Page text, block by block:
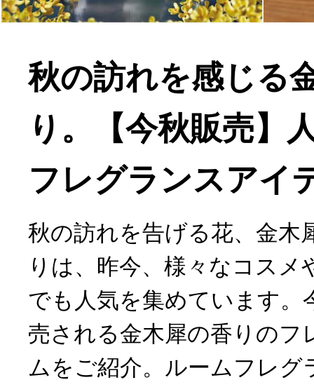
秋の訪れを感じる
り。【今秋販売】
フレグランスアイ
秋の訪れを告げる花、金木
りは、昨今、様々なコス
でも人気を集めています。
売される金木犀の香りのフ
ムをご紹介。ルームフレグ